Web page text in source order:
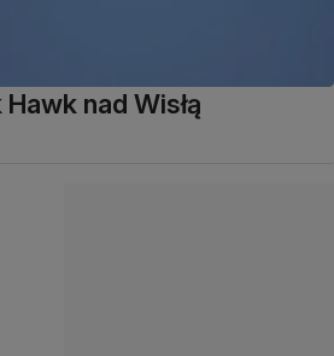
nad Wisłą